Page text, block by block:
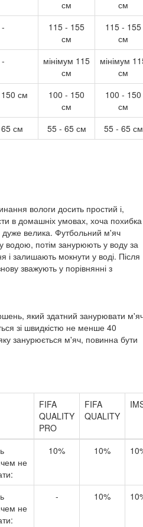
см
см
-
115 - 155
см
115 - 155
см
-
мінімум 115
см
мінімум
см
см
100 - 150
см
100 - 150
см
см 55 - 65 см 55 - 65 см
вологи досить простий і,
в домашніх умовах, хоча
велика. Футбольний м'яч
потім занурюють у воду за
залишають мокнути у воді. Після
зважують у порівнянні з
який здатний занурювати
зі швидкістю не менше 40
занурюється м'яч, повинна бути
FIFA
QUALITY
PRO
FIFA
QUALITY
не
10% 10%
не
- 10%